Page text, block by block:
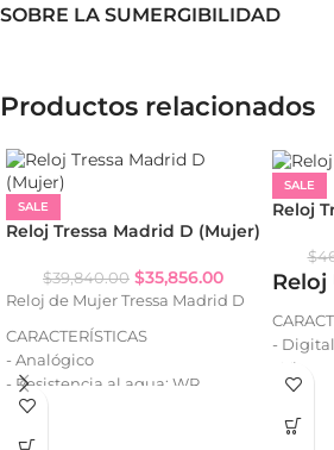
SOBRE LA SUMERGIBILIDAD
Productos relacionados
SALE
Reloj Tressa Madrid D (Mujer)
$39,840.00 $35,856.00
Reloj de Mujer Tressa Madrid D
CARACTERÍSTICAS
- Analógico
- Resistencia al agua: WR
- Caja de metal
SALE
Reloj
$
Reloj
- Digital
- Vintage
-
- Luz
-